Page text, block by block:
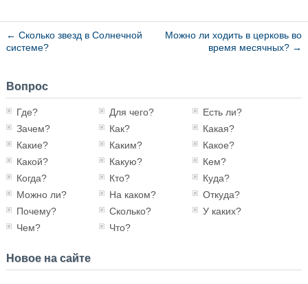
← Сколько звезд в Солнечной
системе?
Можно ли ходить в церковь во
время месячных? →
Вопрос
Где? Для чего?
Есть ли?
Зачем?
Как?
Какая?
Какие?
Каким?
Какое?
Какой?
Какую?
Кем?
Когда?
Кто?
Куда?
Можно ли?
На каком?
Откуда?
Почему?
Сколько?
У каких?
Чем?
Что?
Новое на сайте